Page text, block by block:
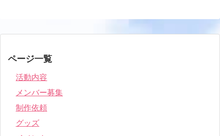
ページ一覧
活動内容
メンバー募集
制作依頼
グッズ